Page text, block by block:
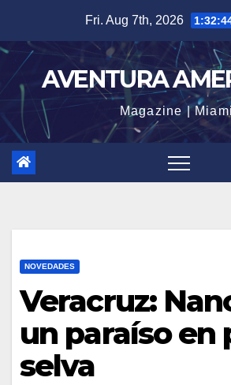
content
Fri. Aug 7th, 2026
AVENTURA
Magazine | Miami
NOVEDADES
Veracruz:
un paraíso en
selva